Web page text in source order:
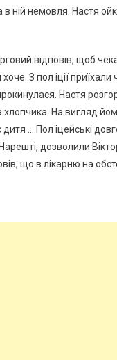
в ній немовля. Настя
відповів, щоб
З пол іції
Настя
На вигляд
… Пол іцейські
дозволили
що в лікарню на